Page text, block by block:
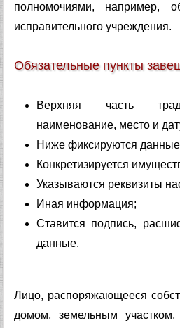
полномочиями, например,
исправительного учреждения.
Обязательные пункты
Верхняя часть
наименование, место и
Ниже фиксируются данные
Конкретизируется
Указываются реквизиты
Иная информация;
Ставится подпись,
данные.
Лицо, распоряжающееся
домом, земельным